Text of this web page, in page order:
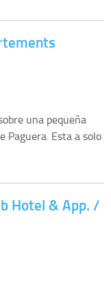
una pequeña
Paguera. Esta a solo
Hotel & App. /